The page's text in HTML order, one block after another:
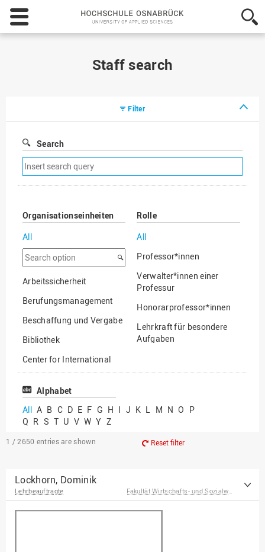
Hochschule
Osnabrück
-
Staff search
Filter
Search
Remove
search
filter
Organisationseinheiten
All
Search
option
Arbeitssicherheit
Berufungsmanagement
Beschaffung und Vergabe
Bibliothek
Center for International
Mobility
Center for International
Chancengerechtigkeit
eLearning Competence
EU-Büro
Fakultät
Agrarwissenschaften und
Rolle
All
Professor*innen
Verwalter*innen einer
Professur
Honorarprofessor*innen
Lehrkraft für besondere
Aufgaben
Professor*innen im
Alphabet
All A B C D E F G H I J K L M N O P
Q R S T U V W Y Z
1 / 2650 entries are shown Reset filter
Lockhorn, Dominik
Lehrbeauftragte